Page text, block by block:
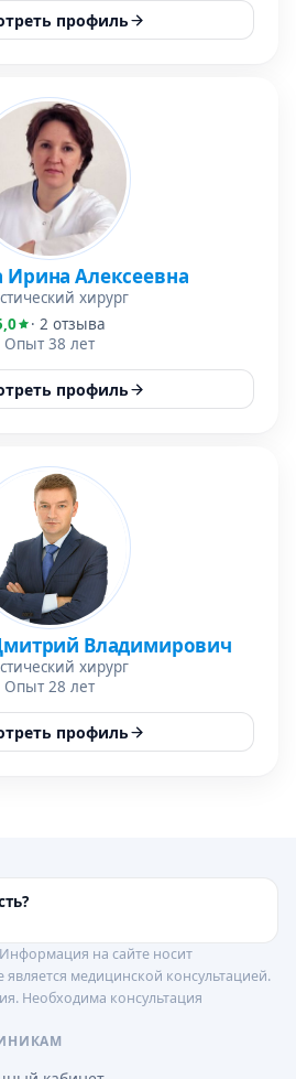
профиль
Ирина Алексеевна
хирург
· 2 отзыва
Опыт 38 лет
профиль
Владимирович
хирург
Опыт 28 лет
профиль
на сайте носит
медицинской консультацией.
Необходима консультация